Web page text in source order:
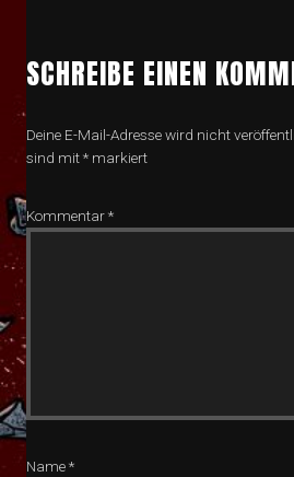
SCHREIBE EINEN
Deine E-Mail-Adresse wird nicht
sind mit* markiert
Kommentar*
Name*